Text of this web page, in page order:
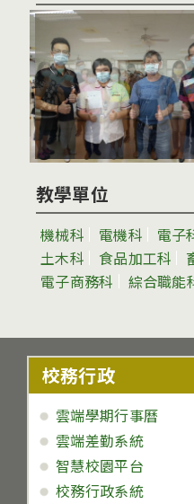
教學單位
機械科 電機科 電子
土木科
食品加工科
電子商務科
綜合職能
校務行政
雲端學期行事曆
雲端差勤系統
智慧校園平台
校務行政系統